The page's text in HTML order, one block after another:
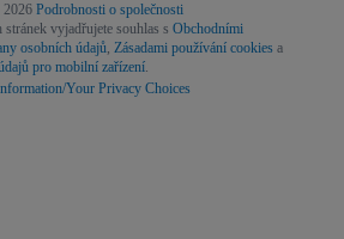
Podrobnosti o společnosti
vyjadřujete souhlas s Obchodními
osobních údajů, Zásadami používání cookies a
pro mobilní zařízení.
Your Privacy Choices